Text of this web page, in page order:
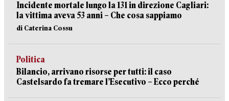
Incidente mortale lungo la 131 in direzione Cagliari:
la vittima aveva 53 anni – Che cosa sappiamo
di Caterina Cossu
Politica
Bilancio, arrivano risorse per tutti: il caso
Castelsardo fa tremare l’Esecutivo – Ecco perché